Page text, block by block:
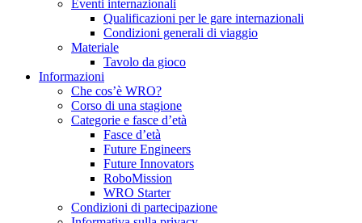
Eventi internazionali
Qualificazioni per le gare internazionali
Condizioni generali di viaggio
Materiale
Tavolo da gioco
Informazioni
Che cos’è WRO?
Corso di una stagione
Categorie e fasce d’età
Fasce d’età
Future Engineers
Future Innovators
RoboMission
WRO Starter
Condizioni di partecipazione